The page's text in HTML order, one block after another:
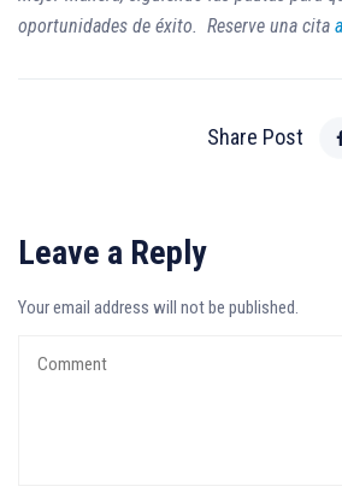
oportunidades de éxito. Reserve una cita
Share Post
Leave a Reply
Your email address will not be published.